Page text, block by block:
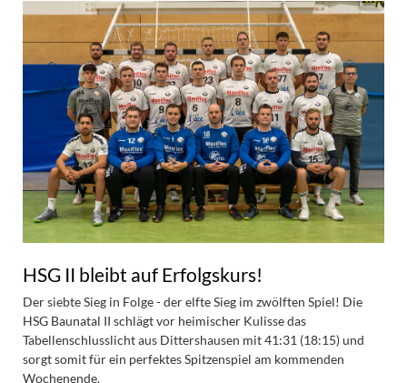
HSG II bleibt auf Erfolgskurs!
Der siebte Sieg in Folge - der elfte Sieg im zwölften Spiel! Die
HSG Baunatal II schlägt vor heimischer Kulisse das
Tabellenschlusslicht aus Dittershausen mit 41:31 (18:15) und
sorgt somit für ein perfektes Spitzenspiel am kommenden
Wochenende.